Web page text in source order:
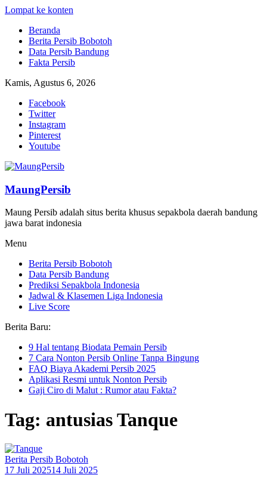
Lompat ke konten
Beranda
Berita Persib Bobotoh
Data Persib Bandung
Fakta Persib
Kamis, Agustus 6, 2026
Facebook
Twitter
Instagram
Pinterest
Youtube
MaungPersib
Maung Persib adalah situs berita khusus sepakbola daerah bandung
jawa barat indonesia
Menu
Berita Persib Bobotoh
Data Persib Bandung
Prediksi Sepakbola Indonesia
Jadwal & Klasemen Liga Indonesia
Live Score
Berita Baru:
9 Hal tentang Biodata Pemain Persib
7 Cara Nonton Persib Online Tanpa Bingung
FAQ Biaya Akademi Persib 2025
Aplikasi Resmi untuk Nonton Persib
Gaji Ciro di Malut : Rumor atau Fakta?
Tag: antusias Tanque
Berita Persib Bobotoh
17 Juli 202514 Juli 2025